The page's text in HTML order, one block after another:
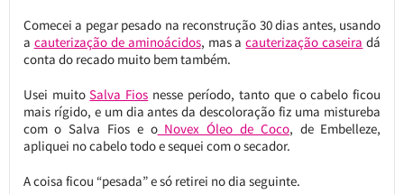
Comecei a pegar pesado na reconstrução 30 dias antes, usando
a cauterização de aminoácidos, mas acauterização caseira dá
conta do recado muito bem também.
Usei muitoSalva Fios nesse período, tanto que o cabelo ficou
mais rígido, e um dia antes da descoloração fiz uma mistureba
com o Salva Fios e oNovex Óleo de Coco, de Embelleze,
apliquei no cabelo todo e sequei com o secador.
A coisa ficou “pesada” e só retirei no dia seguinte.